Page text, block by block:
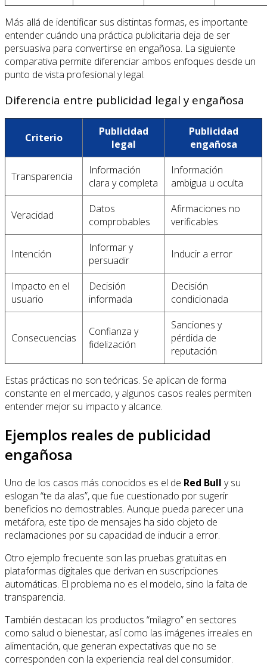
Más allá de identificar sus distintas formas, es importante
entender cuándo una práctica publicitaria deja de ser
persuasiva para convertirse en engañosa. La siguiente
comparativa permite diferenciar ambos enfoques desde un
punto de vista profesional y legal.
Diferencia entre publicidad legal y engañosa
Criterio
Publicidad
legal
Publicidad
engañosa
Transparencia
Información
clara y completa
Información
ambigua u oculta
Veracidad
Datos
comprobables
Afirmaciones no
verificables
Intención
Informar y
persuadir
Inducir a error
Impacto en el
usuario
Decisión
informada
Decisión
condicionada
Consecuencias
Confianza y
fidelización
Sanciones y
pérdida de
reputación
Estas prácticas no son teóricas. Se aplican de forma
constante en el mercado, y algunos casos reales permiten
entender mejor su impacto y alcance.
Ejemplos reales de publicidad
engañosa
Uno de los casos más conocidos es el de Red Bull y su
eslogan “te da alas”, que fue cuestionado por sugerir
beneficios no demostrables. Aunque pueda parecer una
metáfora, este tipo de mensajes ha sido objeto de
reclamaciones por su capacidad de inducir a error.
Otro ejemplo frecuente son las pruebas gratuitas en
plataformas digitales que derivan en suscripciones
automáticas. El problema no es el modelo, sino la falta de
transparencia.
También destacan los productos “milagro” en sectores
como salud o bienestar, así como las imágenes irreales en
alimentación, que generan expectativas que no se
corresponden con la experiencia real del consumidor.